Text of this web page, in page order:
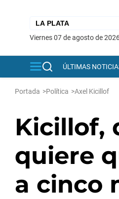
viernes 07 de agosto de
ÚLTIMAS
Portada >Política >Axel Kicillof
Kicillof,
quiere
a cinco